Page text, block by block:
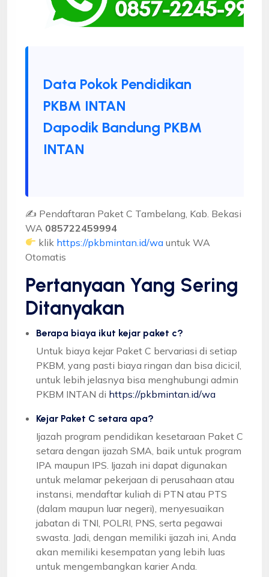
Data Pokok Pendidikan
PKBM INTAN
Dapodik Bandung PKBM
INTAN
✍ Pendaftaran Paket C Tambelang, Kab. Bekasi
WA 085722459994
klik https://pkbmintan.id/wa untuk WA
Otomatis
Pertanyaan Yang Sering
Ditanyakan
Berapa biaya ikut kejar paket c?
Untuk biaya kejar Paket C bervariasi di setiap
PKBM, yang pasti biaya ringan dan bisa dicicil,
untuk lebih jelasnya bisa menghubungi admin
PKBM INTAN di https://pkbmintan.id/wa
Kejar Paket C setara apa?
Ijazah program pendidikan kesetaraan Paket C
setara dengan ijazah SMA, baik untuk program
IPA maupun IPS. Ijazah ini dapat digunakan
untuk melamar pekerjaan di perusahaan atau
instansi, mendaftar kuliah di PTN atau PTS
(dalam maupun luar negeri), menyesuaikan
jabatan di TNI, POLRI, PNS, serta pegawai
swasta. Jadi, dengan memiliki ijazah ini, Anda
akan memiliki kesempatan yang lebih luas
untuk mengembangkan karier Anda.